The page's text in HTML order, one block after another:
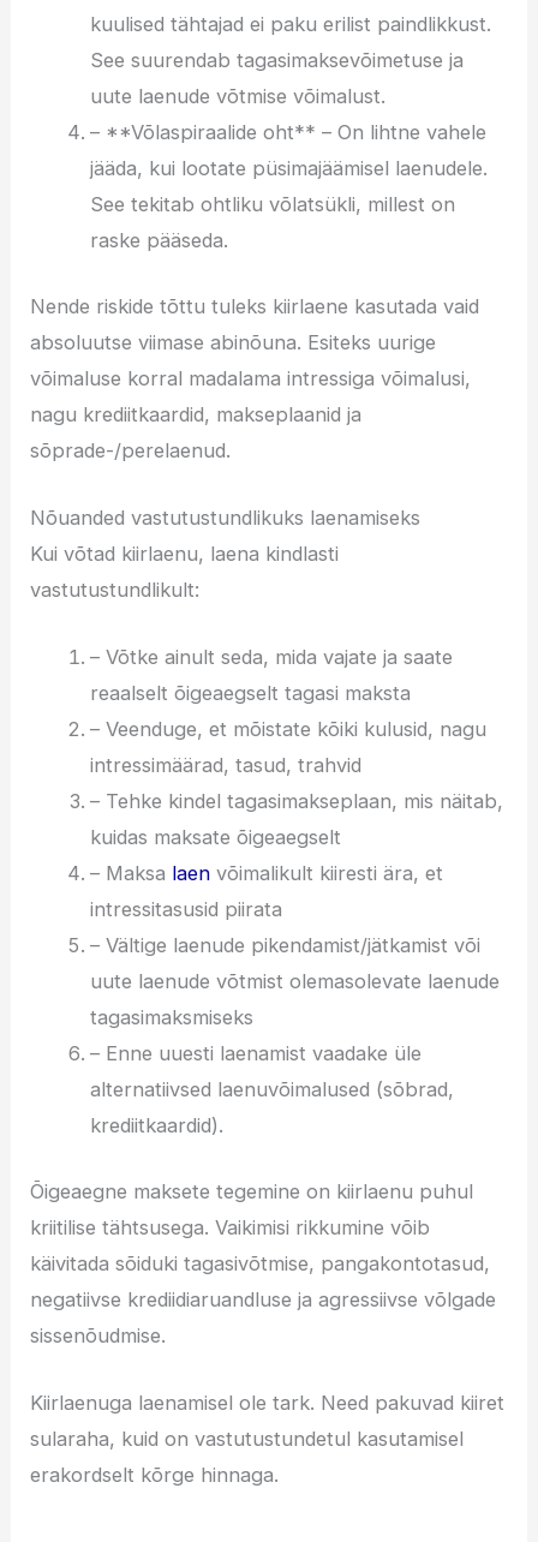
kuulised tähtajad ei paku erilist paindlikkust.
See suurendab tagasimaksevõimetuse ja
uute laenude võtmise võimalust.
– **Võlaspiraalide oht** – On lihtne vahele
jääda, kui lootate püsimajäämisel laenudele.
See tekitab ohtliku võlatsükli, millest on
raske pääseda.
Nende riskide tõttu tuleks kiirlaene kasutada vaid
absoluutse viimase abinõuna. Esiteks uurige
võimaluse korral madalama intressiga võimalusi,
nagu krediitkaardid, makseplaanid ja
sõprade-/perelaenud.
Nõuanded vastutustundlikuks laenamiseks
Kui võtad kiirlaenu, laena kindlasti
vastutustundlikult:
– Võtke ainult seda, mida vajate ja saate
reaalselt õigeaegselt tagasi maksta
– Veenduge, et mõistate kõiki kulusid, nagu
intressimäärad, tasud, trahvid
– Tehke kindel tagasimakseplaan, mis näitab,
kuidas maksate õigeaegselt
– Maksa laenvõimalikult kiiresti ära, et
intressitasusid piirata
– Vältige laenude pikendamist/jätkamist või
uute laenude võtmist olemasolevate laenude
tagasimaksmiseks
– Enne uuesti laenamist vaadake üle
alternatiivsed laenuvõimalused (sõbrad,
krediitkaardid).
Õigeaegne maksete tegemine on kiirlaenu puhul
kriitilise tähtsusega. Vaikimisi rikkumine võib
käivitada sõiduki tagasivõtmise, pangakontotasud,
negatiivse krediidiaruandluse ja agressiivse võlgade
sissenõudmise.
Kiirlaenuga laenamisel ole tark. Need pakuvad kiiret
sularaha, kuid on vastutustundetul kasutamisel
erakordselt kõrge hinnaga.